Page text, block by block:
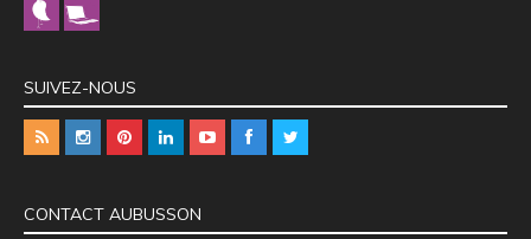
SUIVEZ-NOUS
CONTACT AUBUSSON